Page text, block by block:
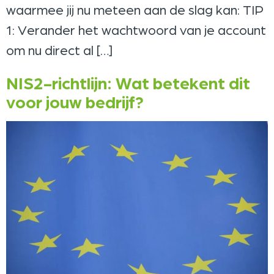
waarmee jij nu meteen aan de slag kan: TIP
1: Verander het wachtwoord van je account
om nu direct al […]
NIS2-richtlijn: Wat betekent dit
voor jouw bedrijf?